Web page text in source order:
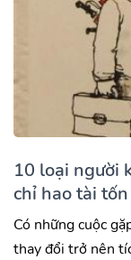
10 loại người
chỉ hao tài tốn
Có những cuộc
thay đổi trở nên